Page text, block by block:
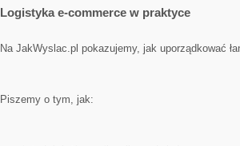
Logistyka e-commerce w praktyce
Na JakWyslac.pl pokazujemy, jak uporządkować
Piszemy o tym, jak: